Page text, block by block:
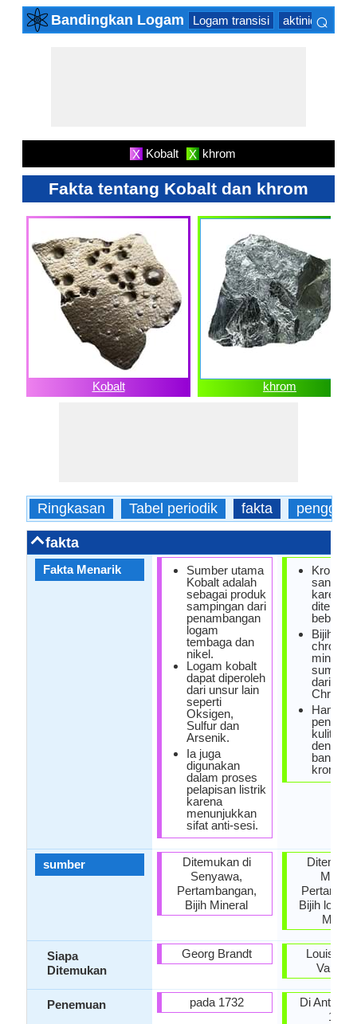
Bandingkan Logam Logam transisi aktinida⌕
X Kobalt X khrom
Fakta tentang Kobalt dan khrom
Kobalt khrom
Ringkasan Tabel periodik fakta
fakta
Fakta Menarik
sumber
Siapa
Ditemukan
Penemuan
Sumber utama
Kobalt adalah
sebagai produk
sampingan dari
penambangan
logam
tembaga dan
nikel.
Logam kobalt
dapat diperoleh
dari unsur lain
seperti
Oksigen,
Sulfur dan
Arsenik.
Ia juga
digunakan
dalam proses
pelapisan listrik
karena
menunjukkan
sifat anti-sesi.
Ditemukan di
Senyawa,
Pertambangan,
Bijih Mineral
Georg Brandt
pada 1732
sangat
karena
bebas
Bijih dari
mineral
sumber
dari
Hampir
kulit
dengan
bantuan
Bijih
Louis
Di Antara
1798